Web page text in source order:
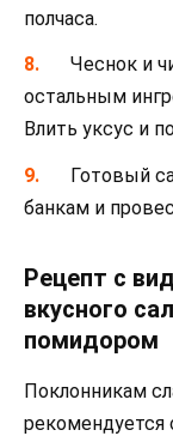
полчаса.
Чеснок и
остальным
Влить уксус и
Готовый
банкам и
Рецепт с
вкусного
помидором
Поклонникам